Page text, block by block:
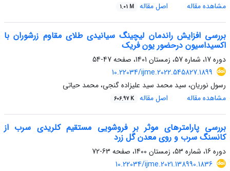
مشاهده مقاله
اصل مقاله 1.01 M
بررسی افزایش راندمان لیچینگ سیانیدی طلای مقاوم زرشوران با
اکسیداسیون درحضور یون فریک
دوره 17، شماره 57، زمستان 1401، صفحه
47-54
10.22034/ijme.2022.545827.1899
رسول نوریان، سید محمد سید علیزاده گنجی، محمد حیاتی
مشاهده مقاله
اصل مقاله 606.97 K
بررسی پارامترهای موثر بر فروشویی مستقیم کلریدی سرب از
کانسنگ سرب و روی معدن گل زرد
دوره 16، شماره 53، زمستان 1400، صفحه
63-72
10.22034/ijme.2021.138990.1836